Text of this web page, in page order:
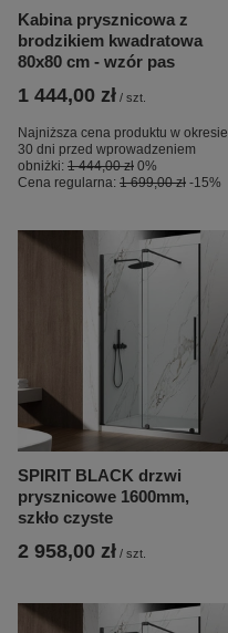
Kabina prysznicowa z
brodzikiem kwadratowa
80x80 cm - wzór pas
1 444,00 zł / szt.
Najniższa cena produktu w okresie
30 dni przed wprowadzeniem
obniżki: 1 444,00 zł 0%
Cena regularna: 1 699,00 zł -15%
SPIRIT BLACK drzwi
prysznicowe 1600mm,
szkło czyste
2 958,00 zł / szt.